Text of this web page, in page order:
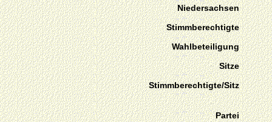
Niedersachsen
Stimmberechtigte
Wahlbeteiligung
Sitze
Stimmberechtigte/Sitz
Partei